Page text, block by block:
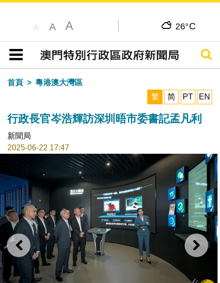
A A A 26°C
目錄
搜尋
首頁
粵港澳大灣區
繁
简 PT EN
行政長官岑浩輝訪深圳晤市委書記孟凡利
新聞局
2025-06-22 17:47
上一則 下一